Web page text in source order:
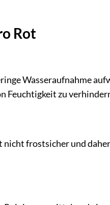
Rot
Wasseraufnahme
Feuchtigkeit zu
nicht frostsicher und